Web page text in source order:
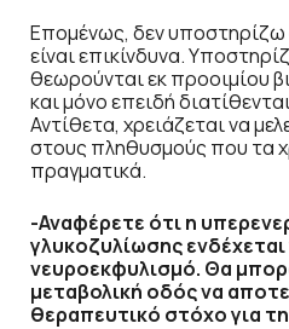
Επομένως, δεν
είναι επικίνδυνα.
θεωρούνται εκ προοιμίου
και μόνο επειδή
Αντίθετα, χρειάζεται να
στους πληθυσμούς που τα
πραγματικά.
-Αναφέρετε ότι η
γλυκοζυλίωσης ενδέχεται
νευροεκφυλισμό. Θα
μεταβολική οδός να
θεραπευτικό στόχο για